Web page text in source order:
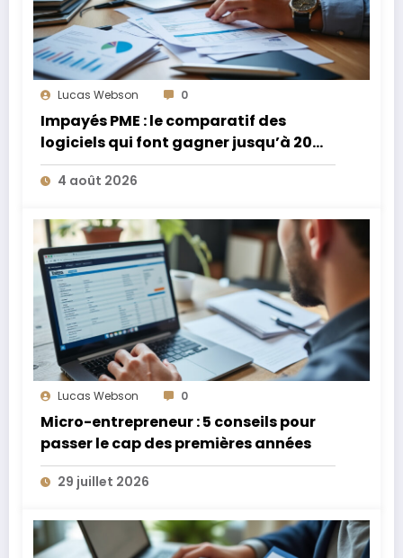
Lucas Webson 0
Impayés PME : le comparatif des
logiciels qui font gagner jusqu’à 20
jours de trésorerie
4 août 2026
Lucas Webson 0
Micro-entrepreneur : 5 conseils pour
passer le cap des premières années
29 juillet 2026